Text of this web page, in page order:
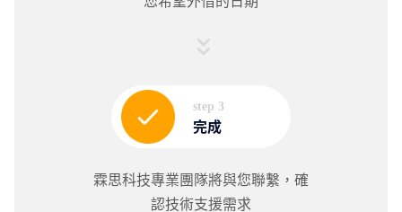
step 3
完成
霖思科技專業團隊將與您聯繫，確
認技術支援需求